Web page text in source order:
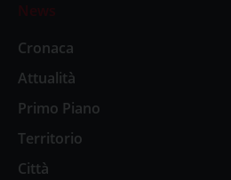
News
Cronaca
Attualità
Primo Piano
Territorio
Città